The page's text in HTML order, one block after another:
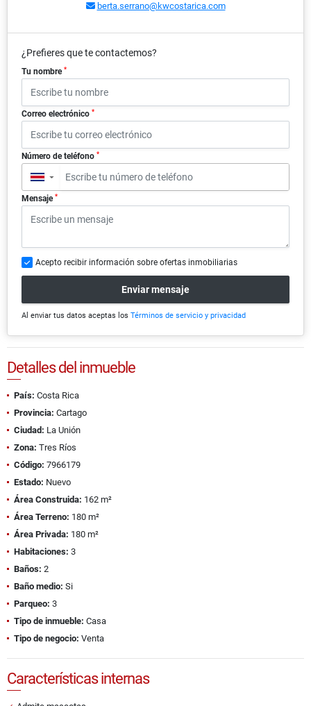
berta.serrano@kwcostarica.com
¿Prefieres que te contactemos?
Tu nombre *
Correo electrónico *
Número de teléfono *
▼
Mensaje *
Acepto recibir información sobre ofertas inmobiliarias
Enviar mensaje
Al enviar tus datos aceptas los Términos de servicio y privacidad
Detalles del inmueble
País: Costa Rica
Provincia: Cartago
Ciudad: La Unión
Zona: Tres Ríos
Código: 7966179
Estado: Nuevo
Área Construida: 162 m²
Área Terreno: 180 m²
Área Privada: 180 m²
Habitaciones: 3
Baños: 2
Baño medio: Si
Parqueo: 3
Tipo de inmueble: Casa
Tipo de negocio: Venta
Características internas